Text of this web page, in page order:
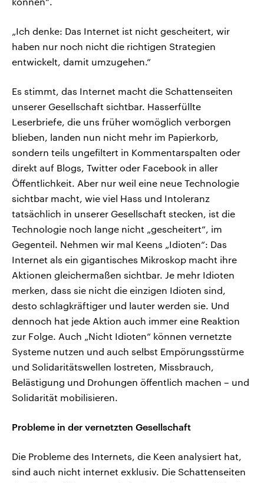
„Ich denke: Das Internet ist nicht gescheitert, wir
haben nur noch nicht die richtigen Strategien
entwickelt, damit umzugehen.“
Es stimmt, das Internet macht die Schattenseiten
unserer Gesellschaft sichtbar. Hasserfüllte
Leserbriefe, die uns früher womöglich verborgen
blieben, landen nun nicht mehr im Papierkorb,
sondern teils ungefiltert in Kommentarspalten oder
direkt auf Blogs, Twitter oder Facebook in aller
Öffentlichkeit. Aber nur weil eine neue Technologie
sichtbar macht, wie viel Hass und Intoleranz
tatsächlich in unserer Gesellschaft stecken, ist die
Technologie noch lange nicht „gescheitert“, im
Gegenteil. Nehmen wir mal Keens „Idioten“: Das
Internet als ein gigantisches Mikroskop macht ihre
Aktionen gleichermaßen sichtbar. Je mehr Idioten
merken, dass sie nicht die einzigen Idioten sind,
desto schlagkräftiger und lauter werden sie. Und
dennoch hat jede Aktion auch immer eine Reaktion
zur Folge. Auch „Nicht Idioten“ können vernetzte
Systeme nutzen und auch selbst Empörungsstürme
und Solidaritätswellen lostreten, Missbrauch,
Belästigung und Drohungen öffentlich machen – und
Solidarität mobilisieren.
Probleme in der vernetzten Gesellschaft
Die Probleme des Internets, die Keen analysiert hat,
sind auch nicht internet exklusiv. Die Schattenseiten